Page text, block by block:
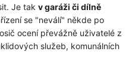
Je tak v garáži či dílně
se "neválí" někde po
ocení převážně uživatelé z
služeb, komunálních